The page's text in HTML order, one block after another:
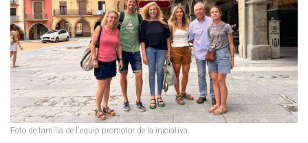
Foto de família de l'equip promotor de la iniciativa